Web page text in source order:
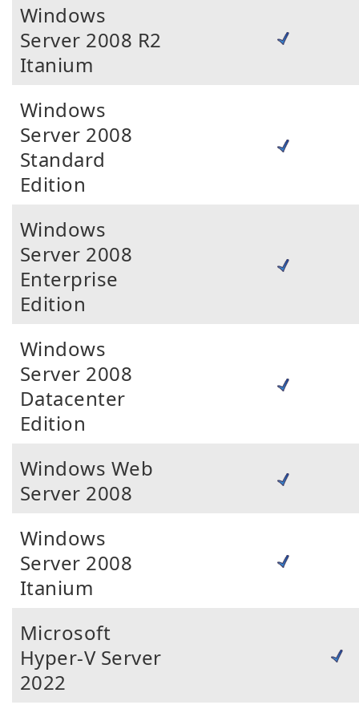
Windows
Server 2008 R2
Itanium
Windows
Server 2008
Standard
Edition
Windows
Server 2008
Enterprise
Edition
Windows
Server 2008
Datacenter
Edition
Windows Web
Server 2008
Windows
Server 2008
Itanium
Microsoft
Hyper-V Server
2022